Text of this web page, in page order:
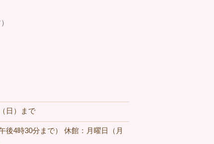
日）まで
後4時30分まで） 休館：月曜日（月